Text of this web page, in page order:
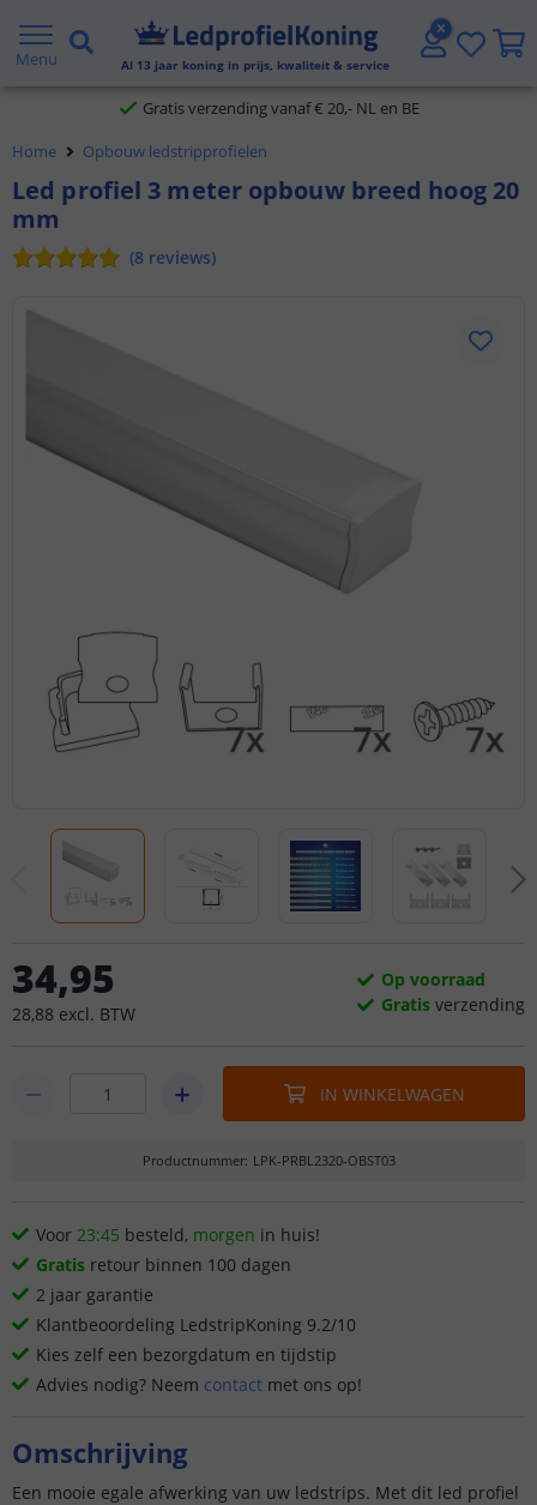
Menu Al 13 jaar koning in prijs, kwaliteit & service
2 jaar garantie
Gratis verzending vanaf € 20,- NL en BE
Klantbeoordeling 9.1
Home Opbouw ledstripprofielen
Led profiel 3 meter opbouw breed hoog 20
mm
(8 reviews)
34,95
28,88 excl. BTW
Op voorraad
Gratis verzending
IN WINKELWAGEN
Productnummer: LPK-PRBL2320-OBST03
Voor 23:45 besteld, morgen in huis!
Gratis retour binnen 100 dagen
2 jaar garantie
Klantbeoordeling LedstripKoning 9.2/10
Kies zelf een bezorgdatum en tijdstip
Advies nodig? Neem contact met ons op!
Omschrijving
Een mooie egale afwerking van uw ledstrips. Met dit led profiel